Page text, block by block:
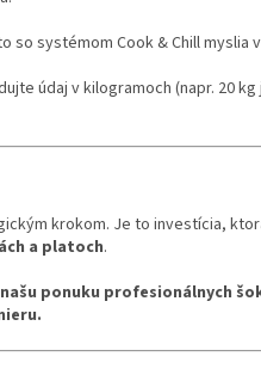
systémom Cook & Chill myslia
údaj v kilogramoch (napr. 20
krokom. Je to investícia,
a platoch.
ponuku profesionálnych